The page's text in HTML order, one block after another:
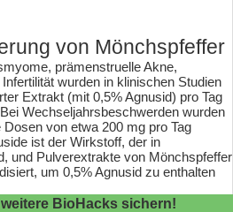
von Mönchspfeffer
prämenstruelle Akne,
wurden in klinischen Studien
Extrakt (mit 0,5% Agnusid) pro Tag
Wechseljahrsbeschwerden wurden
von etwa 200 mg pro Tag
ist der Wirkstoff, der in
und Pulverextrakte von Mönchspfeffer
um 0,5% Agnusid zu enthalten
BioHacks sichern!